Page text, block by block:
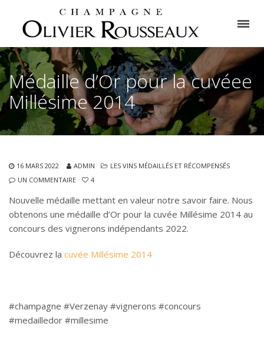
Médaille d’Or pour la cuvéee
Millésime 2014
16 MARS 2022 ADMIN
LES VINS MÉDAILLÉS ET RÉCOMPENSÉS
UN COMMENTAIRE
4
Nouvelle médaille mettant en valeur notre savoir faire. Nous
obtenons une médaille d’Or pour la cuvée Millésime 2014 au
concours des vignerons indépendants 2022.
Découvrez la cuvée Millésime 2014
#champagne #Verzenay #vignerons #concours
#medailledor #millesime